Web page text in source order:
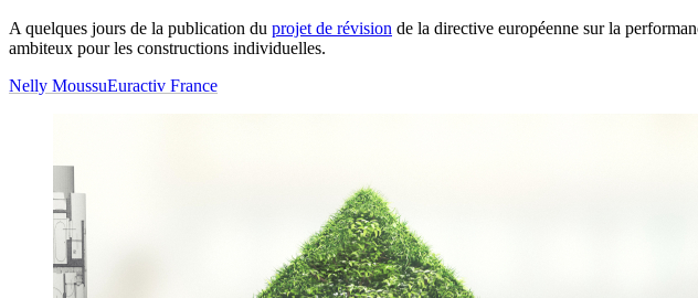
A quelques jours de la publication du projet de révision de la directive européenne sur la
ambiteux pour les constructions individuelles.
Nelly MoussuEuractiv France